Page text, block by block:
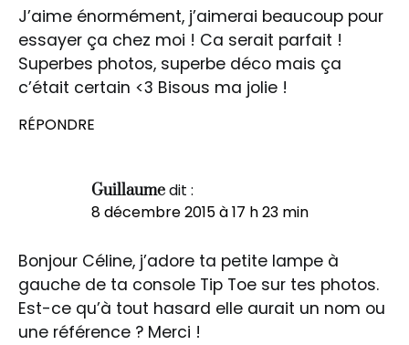
J’aime énormément, j’aimerai beaucoup pour
essayer ça chez moi ! Ca serait parfait !
Superbes photos, superbe déco mais ça
c’était certain <3 Bisous ma jolie !
RÉPONDRE
Guillaumedit :
8 décembre 2015 à 17 h 23 min
Bonjour Céline, j’adore ta petite lampe à
gauche de ta console Tip Toe sur tes photos.
Est-ce qu’à tout hasard elle aurait un nom ou
une référence ? Merci !